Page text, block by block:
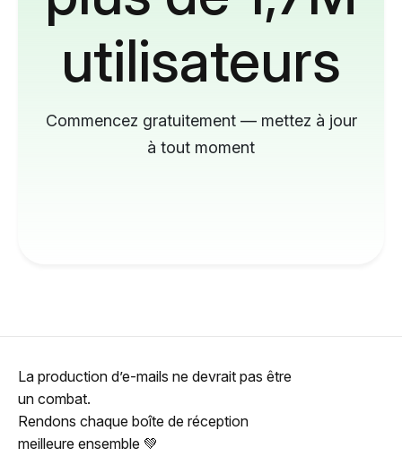
utilisateurs
Commencez gratuitement — mettez à jour
à tout moment
La production d’e-mails ne devrait pas être
un combat.
Rendons chaque boîte de réception
meilleure ensemble 💚